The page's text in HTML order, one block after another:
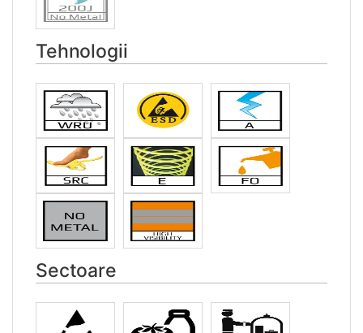
Tehnologii
Sectoare